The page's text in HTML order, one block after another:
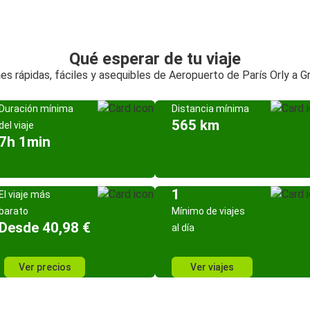
Qué esperar de tu viaje
rápidas, fáciles y asequibles de Aeropuerto de París Orly a
Duración mínima
viaje
7h 1min
Distancia mínima
565 km
El viaje más
barato
Desde 40,98 €
Ver precios
1
Mínimo de viajes
al día
Ver viajes